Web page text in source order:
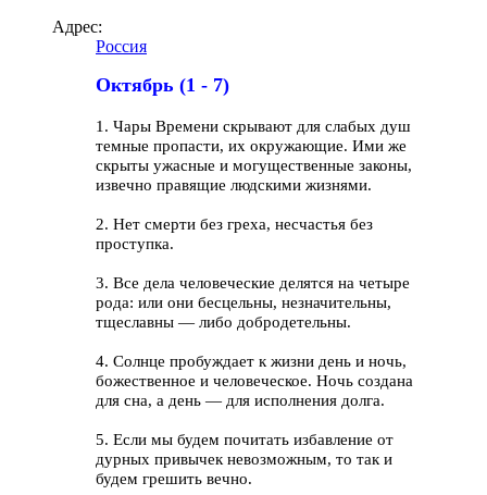
Адрес:
Россия
Октябрь (1 - 7)
1. Чары Времени скрывают для слабых душ
темные пропасти, их окружающие. Ими же
скрыты ужасные и могущественные законы,
извечно правящие людскими жизнями.
2. Нет смерти без греха, несчастья без
проступка.
3. Все дела человеческие делятся на четыре
рода: или они бесцельны, незначительны,
тщеславны — либо добродетельны.
4. Солнце пробуждает к жизни день и ночь,
божественное и человеческое. Ночь создана
для сна, а день — для исполнения долга.
5. Если мы будем почитать избавление от
дурных привычек невозможным, то так и
будем грешить вечно.